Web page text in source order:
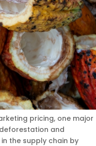
pricing, one major
and
the supply chain by